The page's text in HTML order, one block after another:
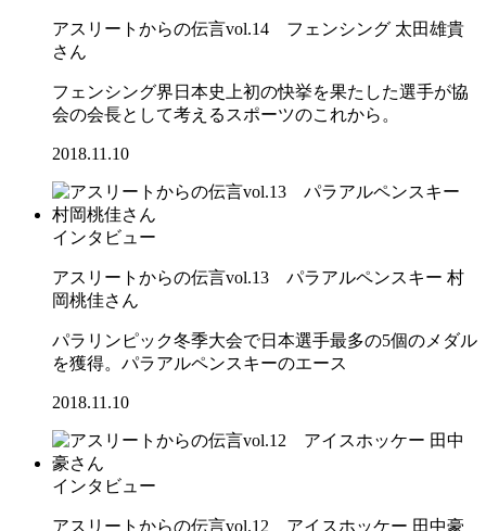
アスリートからの伝言vol.14 フェンシング 太田雄貴
さん
フェンシング界日本史上初の快挙を果たした選手が協
会の会長として考えるスポーツのこれから。
2018.11.10
インタビュー
アスリートからの伝言vol.13 パラアルペンスキー 村
岡桃佳さん
パラリンピック冬季大会で日本選手最多の5個のメダル
を獲得。パラアルペンスキーのエース
2018.11.10
インタビュー
アスリートからの伝言vol.12 アイスホッケー 田中豪